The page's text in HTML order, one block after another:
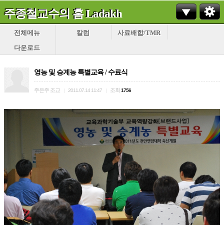
주종철교수의 홈 Ladakh
전체메뉴 칼럼
사료배합/TMR
다운로드
영농 및 승계농 특별교육 / 수료식
주은주 조교 2011.07.14 11:47 조회 1756